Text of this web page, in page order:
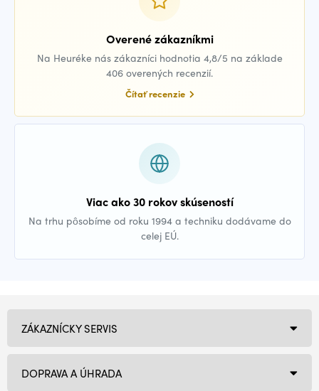
Overené zákazníkmi
Na Heuréke nás zákazníci hodnotia 4,8/5 na základe
406 overených recenzií.
Čítať recenzie
Viac ako 30 rokov skúseností
Na trhu pôsobíme od roku 1994 a techniku dodávame do
celej EÚ.
ZÁKAZNÍCKY SERVIS
DOPRAVA A ÚHRADA